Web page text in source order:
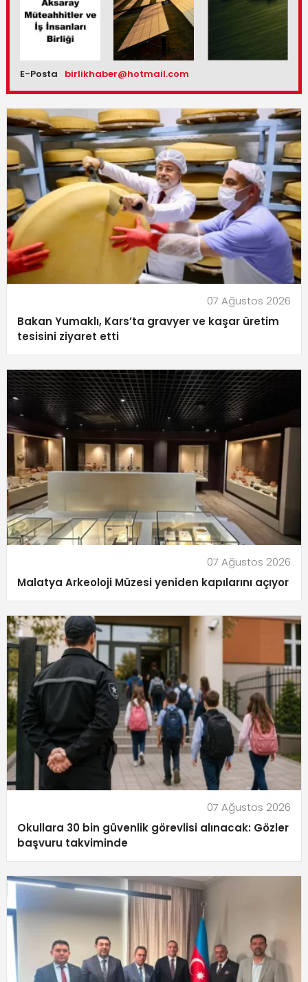
E-Posta birlikhaber@hotmail.com
07 Ağustos 2026
Bakan Yumaklı, Kars’ta gravyer ve kaşar üretim
tesisini ziyaret etti
07 Ağustos 2026
Malatya Arkeoloji Müzesi yeniden kapılarını açıyor
07 Ağustos 2026
Okullara 30 bin güvenlik görevlisi alınacak: Gözler
başvuru takviminde